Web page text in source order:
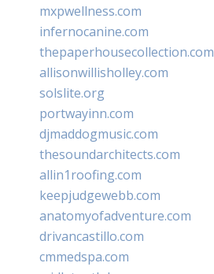
mxpwellness.com
infernocanine.com
thepaperhousecollection.com
allisonwillisholley.com
solslite.org
portwayinn.com
djmaddogmusic.com
thesoundarchitects.com
allin1roofing.com
keepjudgewebb.com
anatomyofadventure.com
drivancastillo.com
cmmedspa.com